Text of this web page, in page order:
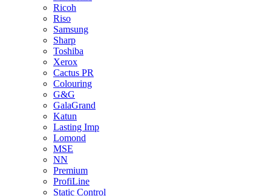
Ricoh
Riso
Samsung
Sharp
Toshiba
Xerox
Cactus PR
Colouring
G&G
GalaGrand
Katun
Lasting Imp
Lomond
MSE
NN
Premium
ProfiLine
Static Control